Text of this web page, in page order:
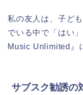
私の友人は、子ど
でいる中で「はい
Music Unlimited』
サブスク勧誘の